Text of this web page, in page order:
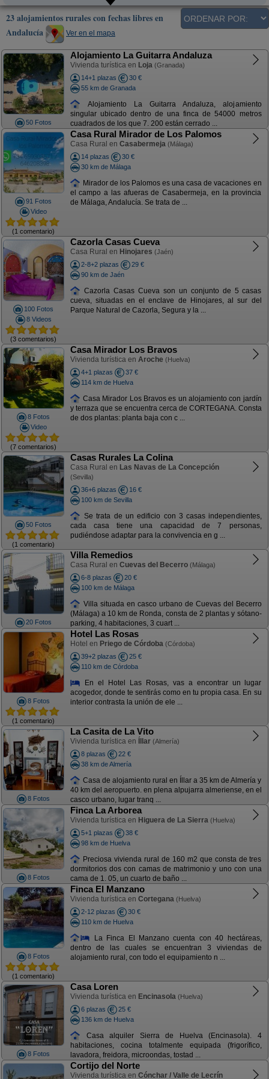
23 alojamientos rurales con fechas libres en
Andalucía
Ver en el mapa
50 Fotos
Alojamiento La Guitarra Andaluza
Vivienda turística en Loja (Granada)
14+1 plazas
30 €
55 km de Granada
Alojamiento La Guitarra Andaluza, alojamiento
singular ubicado dentro de una finca de 54000 metros
cuadrados de los que 7. 200 están cerrado ...
91 Fotos
Video
(1 comentario)
Casa Rural Mirador de Los Palomos
Casa Rural en Casabermeja (Málaga)
14 plazas
30 €
30 km de Málaga
Mirador de los Palomos es una casa de vacaciones en
el campo a las afueras de Casabermeja, en la provincia
de Málaga, Andalucía. Se trata de ...
100 Fotos
8 Videos
(3 comentarios)
Cazorla Casas Cueva
Casa Rural en Hinojares (Jaén)
2-8+2 plazas
29 €
90 km de Jaén
Cazorla Casas Cueva son un conjunto de 5 casas
cueva, situadas en el enclave de Hinojares, al sur del
Parque Natural de Cazorla, Segura y la ...
8 Fotos
Video
(7 comentarios)
Casa Mirador Los Bravos
Vivienda turística en Aroche (Huelva)
4+1 plazas
37 €
114 km de Huelva
Casa Mirador Los Bravos es un alojamiento con jardín
y terraza que se encuentra cerca de CORTEGANA. Consta
de dos plantas: planta baja con c ...
50 Fotos
(1 comentario)
Casas Rurales La Colina
Casa Rural en Las Navas de La Concepción
(Sevilla)
36+6 plazas
16 €
100 km de Sevilla
Se trata de un edificio con 3 casas independientes,
cada casa tiene una capacidad de 7 personas,
pudiéndose adaptar para la convivencia en g ...
20 Fotos
Villa Remedios
Casa Rural en Cuevas del Becerro (Málaga)
6-8 plazas
20 €
100 km de Málaga
Villa situada en casco urbano de Cuevas del Becerro
(Málaga) a 10 km de Ronda, consta de 2 plantas y sótano-
parking, 4 habitaciones, 3 cuart ...
8 Fotos
(1 comentario)
Hotel Las Rosas
Hotel en Priego de Córdoba (Córdoba)
39+2 plazas
25 €
110 km de Córdoba
En el Hotel Las Rosas, vas a encontrar un lugar
acogedor, donde te sentirás como en tu propia casa. En su
interior contrasta la unión de ele ...
8 Fotos
La Casita de La Vito
Vivienda turística en Íllar (Almería)
8 plazas
22 €
38 km de Almería
Casa de alojamiento rural en Íllar a 35 km de Almería y
40 km del aeropuerto. en plena alpujarra almeriense, en el
casco urbano, lugar tranq ...
8 Fotos
Finca La Arborea
Vivienda turística en Higuera de La Sierra (Huelva)
5+1 plazas
38 €
98 km de Huelva
Preciosa vivienda rural de 160 m2 que consta de tres
dormitorios dos con camas de matrimonio y uno con una
cama de 1. 05, un cuarto de baño ...
8 Fotos
(1 comentario)
Finca El Manzano
Vivienda turística en Cortegana (Huelva)
2-12 plazas
30 €
110 km de Huelva
La Finca El Manzano cuenta con 40 hectáreas,
dentro de las cuales se encuentran 3 viviendas de
alojamiento rural, con todo el equipamiento n ...
8 Fotos
Casa Loren
Vivienda turística en Encinasola (Huelva)
6 plazas
25 €
136 km de Huelva
Casa alquiler Sierra de Huelva (Encinasola). 4
habitaciones, cocina totalmente equipada (frigorífico,
lavadora, freidora, microondas, tostad ...
Cortijo del Norte
Vivienda turística en Cónchar / Valle de Lecrín